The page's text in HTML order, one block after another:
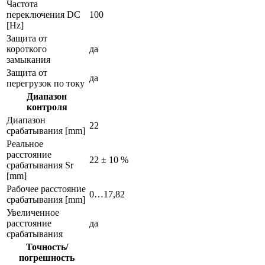
Частота
переключения DC
[Hz]
100
Защита от
короткого
замыкания
да
Защита от
перегрузок по току
да
Диапазон
контроля
Диапазон
срабатывания [mm]
22
Реальное
расстояние
срабатывания Sr
[mm]
22 ± 10 %
Рабочее расстояние
срабатывания [mm]
0…17,82
Увеличенное
расстояние
срабатывания
да
Точность/
погрешность